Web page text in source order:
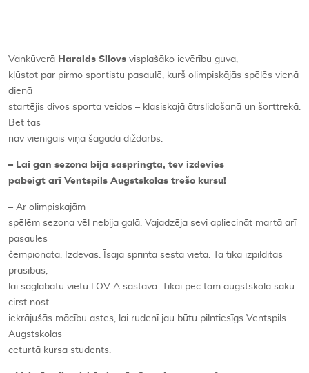
Vankūverā Haralds Silovs visplašāko ievērību guva,
kļūstot par pirmo sportistu pasaulē, kurš olimpiskājās spēlēs vienā
dienā
startējis divos sporta veidos – klasiskajā ātrslidošanā un šorttrekā.
Bet tas
nav vienīgais viņa šāgada diždarbs.
– Lai gan sezona bija saspringta, tev izdevies
pabeigt arī Ventspils Augstskolas trešo kursu!
– Ar olimpiskajām
spēlēm sezona vēl nebija galā. Vajadzēja sevi apliecināt martā arī
pasaules
čempionātā. Izdevās. Īsajā sprintā sestā vieta. Tā tika izpildītas
prasības,
lai saglabātu vietu LOV A sastāvā. Tikai pēc tam augstskolā sāku
cirst nost
iekrājušās mācību astes, lai rudenī jau būtu pilntiesīgs Ventspils
Augstskolas
ceturtā kursa students.